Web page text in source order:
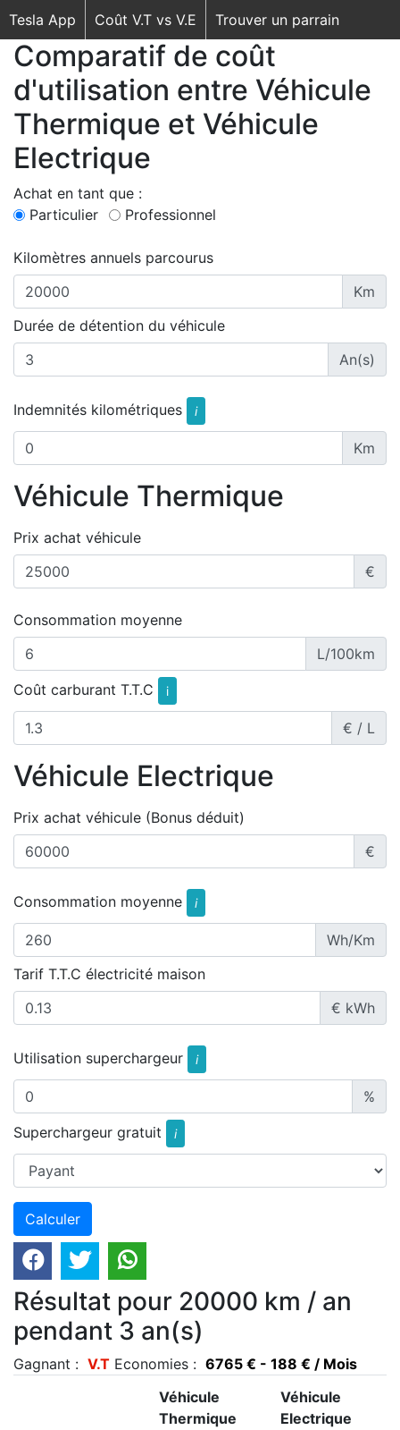
Tesla App Coût V.T vs V.E Trouver un parrain
Comparatif de coût
d'utilisation entre Véhicule
Thermique et Véhicule
Electrique
Achat en tant que :
Particulier
Professionnel
Kilomètres annuels parcourus
Km
Durée de détention du véhicule
An(s)
Indemnités kilométriques i
Km
Véhicule Thermique
Prix achat véhicule
€
Consommation moyenne
L/100km
Coût carburant T.T.C
i
€ / L
Véhicule Electrique
Prix achat véhicule (Bonus déduit)
€
Consommation moyenne i
Wh/Km
Tarif T.T.C électricité maison
€ kWh
Utilisation superchargeur i
%
Superchargeur gratuit
i
Résultat pour 20000 km / an
pendant 3 an(s)
Gagnant : V.T Economies : 6765 € - 188 € / Mois
Véhicule
Thermique
Véhicule
Electrique